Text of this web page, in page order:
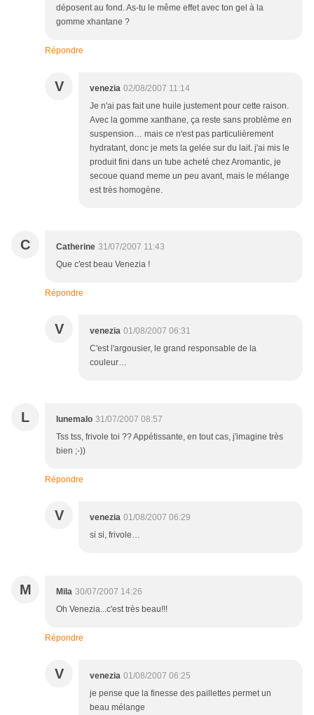
déposent au fond. As-tu le même effet avec ton gel à la
gomme xhantane ?
Répondre
V venezia 02/08/2007 11:14
Je n'ai pas fait une huile justement pour cette raison.
Avec la gomme xanthane, ça reste sans problème en
suspension… mais ce n'est pas particulièrement
hydratant, donc je mets la gelée sur du lait. j'ai mis le
produit fini dans un tube acheté chez Aromantic, je
secoue quand meme un peu avant, mais le mélange
est très homogène.
C Catherine 31/07/2007 11:43
Que c'est beau Venezia !
Répondre
V venezia 01/08/2007 06:31
C'est l'argousier, le grand responsable de la
couleur…
L lunemalo 31/07/2007 08:57
Tss tss, frivole toi ?? Appétissante, en tout cas, j'imagine très
bien ;-))
Répondre
V venezia 01/08/2007 06:29
si si, frivole…
M Mila 30/07/2007 14:26
Oh Venezia...c'est très beau!!!
Répondre
V venezia 01/08/2007 06:25
je pense que la finesse des paillettes permet un
beau mélange